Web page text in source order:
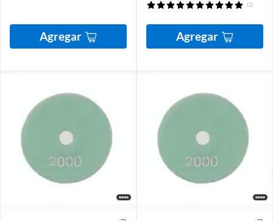
Agregar
(2)
Agregar